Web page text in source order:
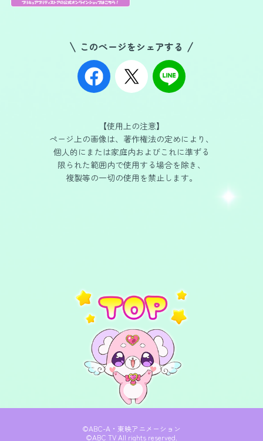
このページをシェアする
【使用上の注意】
ページ上の画像は、著作権法の定めにより、
個人的にまたは家庭内およびこれに準ずる
限られた範囲内で使用する場合を除き、
複製等の一切の使用を禁止します。
©ABC-A・東映アニメーション
©ABC TV All rights reserved.